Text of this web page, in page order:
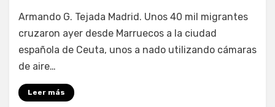
Fernando Miranda Servín
Armando G. Tejada Madrid. Unos 40 mil migrantes
cruzaron ayer desde Marruecos a la ciudad
española de Ceuta, unos a nado utilizando cámaras
de aire…
Leer más